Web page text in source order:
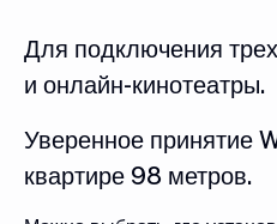
Для подключения
и онлайн-кинотеатры.
Уверенное принятие
квартире 98 метров.